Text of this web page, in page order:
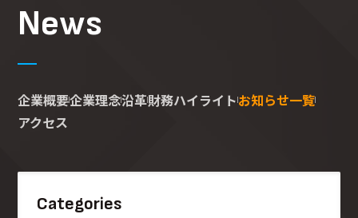
News
企業概要企業理念沿革財務ハイライトお知らせ一覧
アクセス
Categories